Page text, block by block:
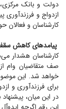
ازدواج و فرزندآوری
کارشناسان و فعالان
پیامد‌های کاهش سقف
صف متقاضیان وام
خواهد شد. این
برای فرزندآوری و